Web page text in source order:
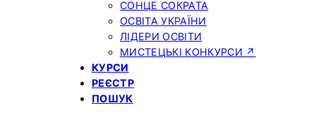
СОНЦЕ СОКРАТА
ОСВІТА УКРАЇНИ
ЛІДЕРИ ОСВІТИ
МИСТЕЦЬКІ КОНКУРСИ ↗
КУРСИ
РЕЄСТР
ПОШУК